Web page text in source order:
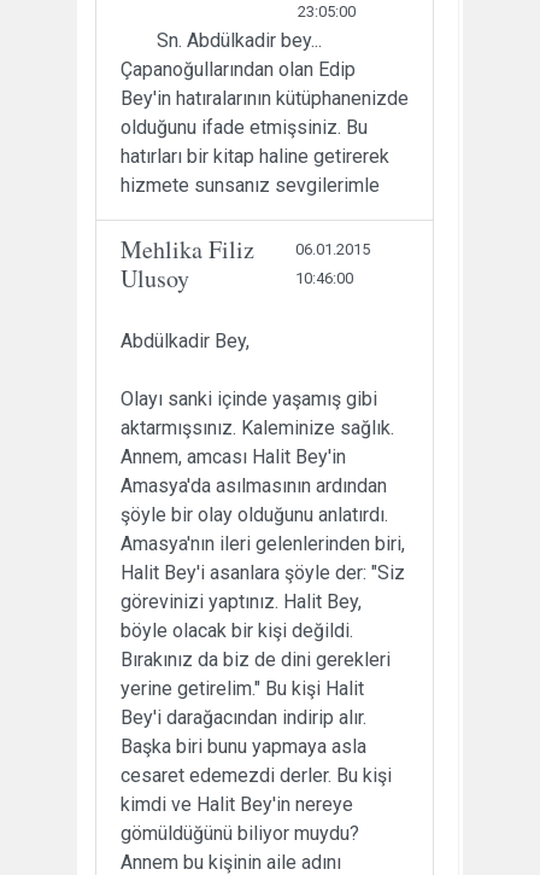
23:05:00
Sn. Abdülkadir bey...
Çapanoğullarından olan Edip
Bey'in hatıralarının kütüphanenizde
olduğunu ifade etmişsiniz. Bu
hatırları bir kitap haline getirerek
hizmete sunsanız sevgilerimle
Mehlika Filiz
Ulusoy
06.01.2015
10:46:00
Abdülkadir Bey,
Olayı sanki içinde yaşamış gibi
aktarmışsınız. Kaleminize sağlık.
Annem, amcası Halit Bey'in
Amasya'da asılmasının ardından
şöyle bir olay olduğunu anlatırdı.
Amasya'nın ileri gelenlerinden biri,
Halit Bey'i asanlara şöyle der: "Siz
görevinizi yaptınız. Halit Bey,
böyle olacak bir kişi değildi.
Bırakınız da biz de dini gerekleri
yerine getirelim." Bu kişi Halit
Bey'i darağacından indirip alır.
Başka biri bunu yapmaya asla
cesaret edemezdi derler. Bu kişi
kimdi ve Halit Bey'in nereye
gömüldüğünü biliyor muydu?
Annem bu kişinin aile adını